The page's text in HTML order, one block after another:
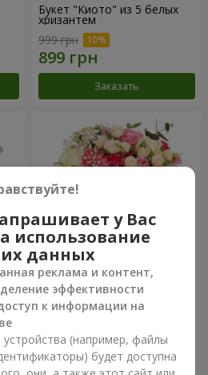
Букет "Киото" из 5 белых
хризантем
999 грн
Заказать
Цветы в коробке
"Помпадур"
Заказать
у Вас
использование
данных
реклама и контент,
эффективности
к информации на
(например, файлы
будет доступна